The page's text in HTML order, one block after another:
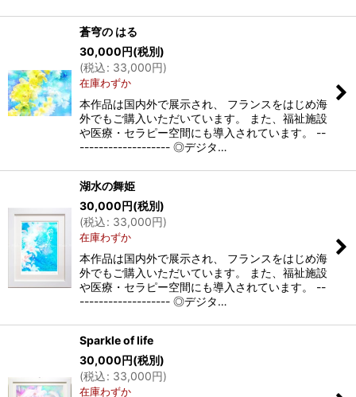
蒼穹の はる
30,000円(税別)
(税込: 33,000円)
在庫わずか
本作品は国内外で展示され、 フランスをはじめ海
外でもご購入いただいています。 また、福祉施設
や医療・セラピー空間にも導入されています。 --
------------------- ◎デジタ…
湖水の舞姫
30,000円(税別)
(税込: 33,000円)
在庫わずか
本作品は国内外で展示され、 フランスをはじめ海
外でもご購入いただいています。 また、福祉施設
や医療・セラピー空間にも導入されています。 --
------------------- ◎デジタ…
Sparkle of life
30,000円(税別)
(税込: 33,000円)
在庫わずか